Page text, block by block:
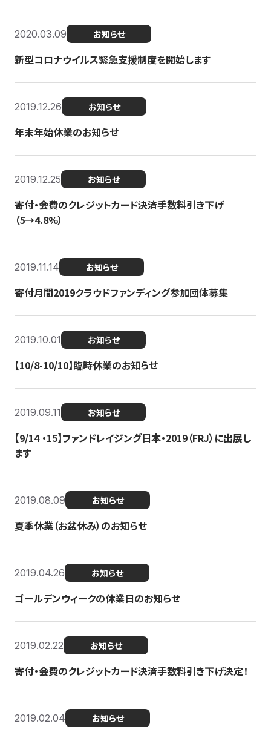
2020.03.09 お知らせ
新型コロナウイルス緊急支援制度を開始します
2019.12.26 お知らせ
年末年始休業のお知らせ
2019.12.25 お知らせ
寄付・会費のクレジットカード決済手数料引き下げ
（5→4.8%）
2019.11.14 お知らせ
寄付月間2019クラウドファンディング参加団体募集
2019.10.01 お知らせ
【10/8-10/10】臨時休業のお知らせ
2019.09.11 お知らせ
【9/14 ・15】ファンドレイジング日本・2019（FRJ）に出展し
ます
2019.08.09 お知らせ
夏季休業（お盆休み）のお知らせ
2019.04.26 お知らせ
ゴールデンウィークの休業日のお知らせ
2019.02.22 お知らせ
寄付・会費のクレジットカード決済手数料引き下げ決定！
2019.02.04 お知らせ